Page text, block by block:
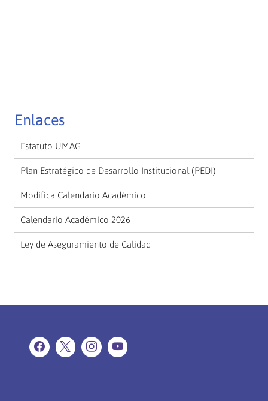
Enlaces
Estatuto UMAG
Plan Estratégico de Desarrollo Institucional (PEDI)
Modifica Calendario Académico
Calendario Académico 2026
Ley de Aseguramiento de Calidad